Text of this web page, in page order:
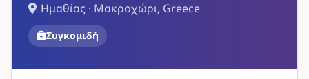
Ημαθίας · Μακροχώρι, Greece
Συγκομιδή